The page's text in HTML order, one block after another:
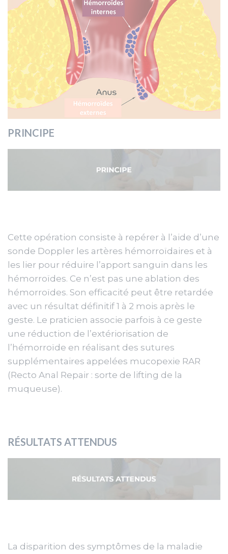
PRINCIPE
Cette opération consiste à repérer à l’aide d’une
sonde Doppler les artères hémorroïdaires et à
les lier pour réduire l’apport sanguin dans les
hémorroïdes. Ce n’est pas une ablation des
hémorroïdes. Son efficacité peut être retardée
avec un résultat définitif 1 à 2 mois après le
geste. Le praticien associe parfois à ce geste
une réduction de l’extériorisation de
l’hémorroïde en réalisant des sutures
supplémentaires appelées mucopexie RAR
(Recto Anal Repair : sorte de lifting de la
muqueuse).
RÉSULTATS ATTENDUS
La disparition des symptômes de la maladie